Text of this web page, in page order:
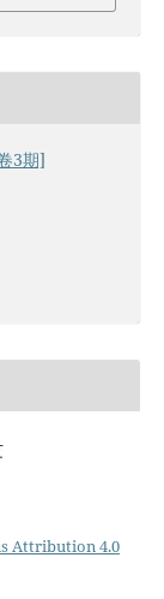
3期]
Attribution 4.0